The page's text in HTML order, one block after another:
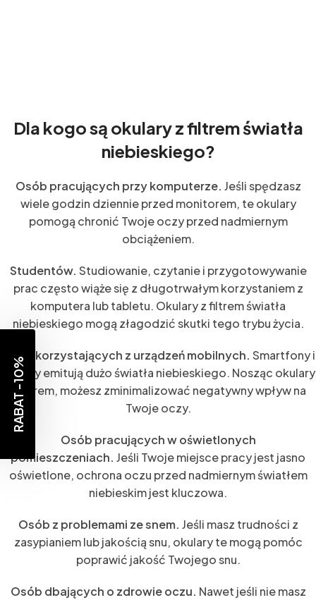
Dla kogo są okulary z filtrem światła
niebieskiego?
Osób pracujących przy komputerze. Jeśli spędzasz
wiele godzin dziennie przed monitorem, te okulary
pomogą chronić Twoje oczy przed nadmiernym
obciążeniem.
Studentów. Studiowanie, czytanie i przygotowywanie
prac często wiąże się z długotrwałym korzystaniem z
komputera lub tabletu. Okulary z filtrem światła
niebieskiego mogą złagodzić skutki tego trybu życia.
Osób korzystających z urządzeń mobilnych. Smartfony i
tablety emitują dużo światła niebieskiego. Nosząc okulary
z filtrem, możesz zminimalizować negatywny wpływ na
Twoje oczy.
Osób pracujących w oświetlonych
pomieszczeniach. Jeśli Twoje miejsce pracy jest jasno
oświetlone, ochrona oczu przed nadmiernym światłem
niebieskim jest kluczowa.
Osób z problemami ze snem. Jeśli masz trudności z
zasypianiem lub jakością snu, okulary te mogą pomóc
poprawić jakość Twojego snu.
Osób dbających o zdrowie oczu. Nawet jeśli nie masz
RABAT -10%